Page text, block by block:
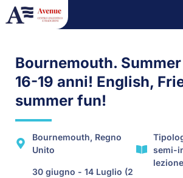
Bournemouth.
16-19 anni! English,
summer fun!
Bournemouth, Regno
Unito
30 giugno - 14 Luglio (2
semi-